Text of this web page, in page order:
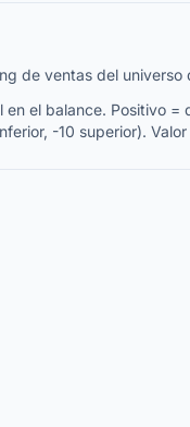
de ventas del universo
en el balance. Positivo
-10 superior).